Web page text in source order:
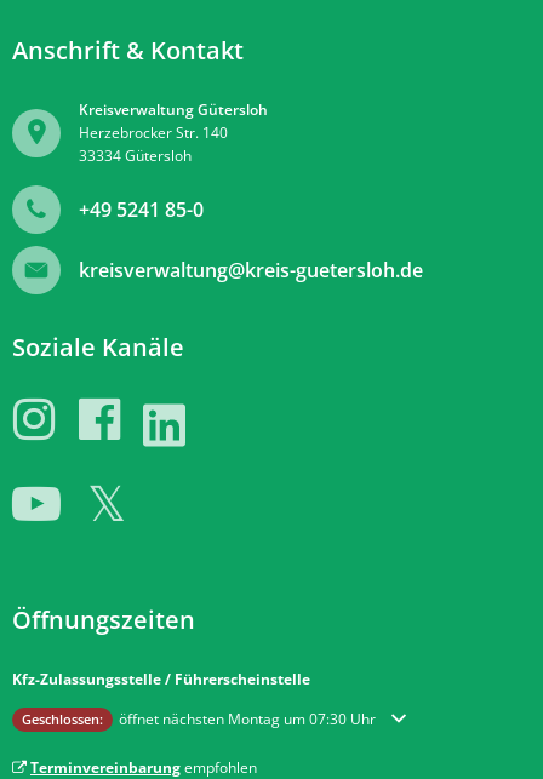
Anschrift & Kontakt
Kreisverwaltung Gütersloh
Herzebrocker Str. 140
33334Gütersloh
+49 5241 85-0
kreisverwaltung@kreis-guetersloh.de
Soziale Kanäle
Öffnungszeiten
Kfz-Zulassungsstelle / Führerscheinstelle
Klicken, um weitere Öffnungs- oder Schließzeiten auszublenden
Geschlossen: öffnet nächsten Montag um 07:30 Uhr
Terminvereinbarungempfohlen